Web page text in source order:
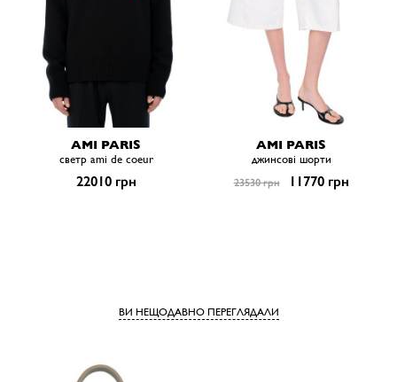
AMI PARIS
светр ami de coeur
22010 грн
AMI PARIS
джинсові шорти
23530 грн 11770 грн
ВИ НЕЩОДАВНО ПЕРЕГЛЯДАЛИ